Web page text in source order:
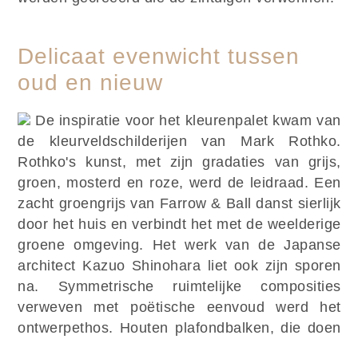
Delicaat evenwicht tussen
oud en nieuw
De inspiratie voor het kleurenpalet kwam van
de kleurveldschilderijen van Mark Rothko.
Rothko's kunst, met zijn gradaties van grijs,
groen, mosterd en roze, werd de leidraad. Een
zacht groengrijs van Farrow & Ball danst sierlijk
door het huis en verbindt het met de weelderige
groene omgeving. Het werk van de Japanse
architect Kazuo Shinohara liet ook zijn sporen
na. Symmetrische ruimtelijke composities
verweven met poëtische eenvoud werd het
ontwerpethos. Houten plafondbalken, die doen